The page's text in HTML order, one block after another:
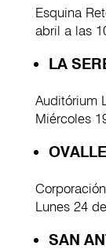
Esquina
abril a las
LA
Auditórium
Miércoles
OVALLE
Lunes 24
SAN